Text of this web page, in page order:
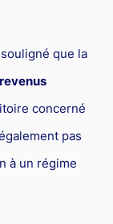
que la
concerné
pas
à un régime